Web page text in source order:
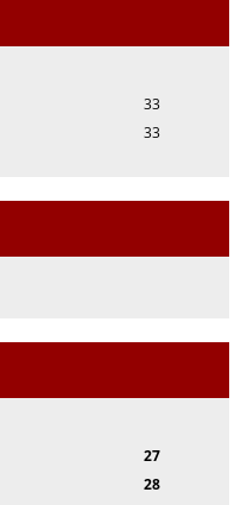
33
33
27
28